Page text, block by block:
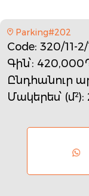
Parking#202
Code: 320/11-
Գին՝:
Ընդհանուր
Մակերես՝ (մ²):